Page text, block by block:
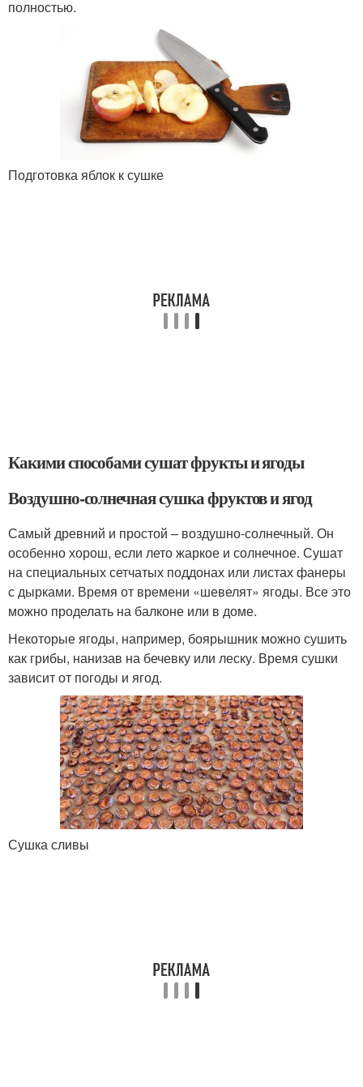
полностью.
Подготовка яблок к сушке
Какими способами сушат фрукты и ягоды
Воздушно-солнечная сушка фруктов и ягод
Самый древний и простой – воздушно-солнечный. Он
особенно хорош, если лето жаркое и солнечное. Сушат
на специальных сетчатых поддонах или листах фанеры
с дырками. Время от времени «шевелят» ягоды. Все это
можно проделать на балконе или в доме.
Некоторые ягоды, например, боярышник можно сушить
как грибы, нанизав на бечевку или леску. Время сушки
зависит от погоды и ягод.
Сушка сливы